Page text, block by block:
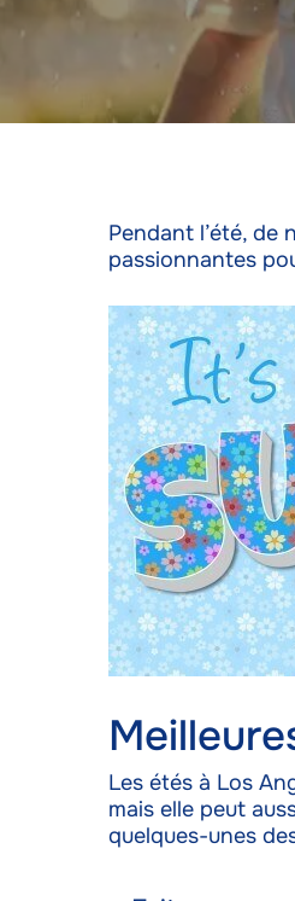
Pendant l’été, de
passionnantes
Les étés à Los
mais elle peut
quelques-unes